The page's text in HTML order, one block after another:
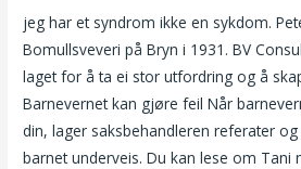
jeg har et syndrom ikke en sykdom.
Bomullsveveri på Bryn i 1931. BV
laget for å ta ei stor utfordring og å
Barnevernet kan gjøre feil Når
din, lager saksbehandleren referater
barnet underveis. Du kan lese om Tani